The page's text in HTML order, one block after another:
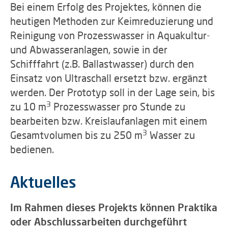
Bei einem Erfolg des Projektes, können die
heutigen Methoden zur Keimreduzierung und
Reinigung von Prozesswasser in Aquakultur-
und Abwasseranlagen, sowie in der
Schifffahrt (z.B. Ballastwasser) durch den
Einsatz von Ultraschall ersetzt bzw. ergänzt
werden. Der Prototyp soll in der Lage sein, bis
zu 10 m3 Prozesswasser pro Stunde zu
bearbeiten bzw. Kreislaufanlagen mit einem
Gesamtvolumen bis zu 250 m3 Wasser zu
bedienen.
Aktuelles
Im Rahmen dieses Projekts können Praktika
oder Abschlussarbeiten durchgeführt